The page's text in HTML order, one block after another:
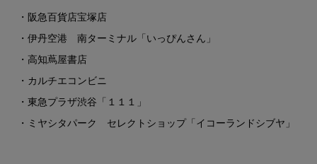
・阪急百貨店宝塚店
・伊丹空港 南ターミナル「いっぴんさん」
・高知蔦屋書店
・カルチエコンビニ
・東急プラザ渋谷「１１１」
・ミヤシタパーク セレクトショップ「イコーランドシブヤ」